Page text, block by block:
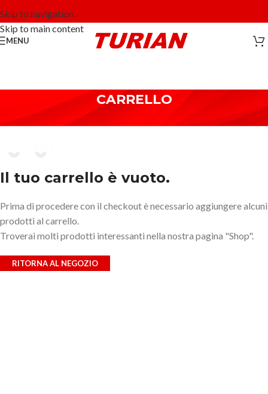
Skip to navigation
Skip to main content
MENU
CARRELLO
Il tuo carrello è vuoto.
Prima di procedere con il checkout è necessario aggiungere alcuni
prodotti al carrello.
Troverai molti prodotti interessanti nella nostra pagina "Shop".
RITORNA AL NEGOZIO